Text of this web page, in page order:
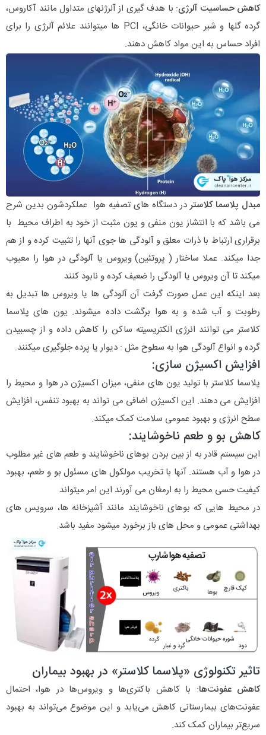
کاهش حساسیت آلرژی: با هدف گیری از آلرژنهای متداول مانند آکاروس،
گرده گلها و شیر حیوانات خانگی، PCI ها میتوانند علائم آلرژی را برای
افراد حساس به این مواد کاهش دهند.
مبدل پلاسما کلاستر در دستگاه های تصفیه هوا عملکردشون بدین شرح
می باشد که با انتشاز یون منفی و یون مثبت از خود به اطراف محیط با
برقراری ارتباط با ذرات معلق و آلودگی ها جوی آنها را تثبیت کرده و از هم
جدا میکند. عملا ساختار ( پروتئین) ویروس یا آلودگی در هوا را معیوب
میکند تا آن ویروس یا آلودگی را ضعیف کرده و نابود کنند
بعد اینکه این عمل صورت گرفت آن آلودگی ها یا ویروس ها تبدیل به
رطوبت و آب شده و به هوا برگشت داده میشوند. یون های پلاسما
کلاستر می توانند انرژی الکتریسیته ساکن را کاهش داده و از چسبیدن
گرده و انواع آلودگی هوا به سطوح مثل : دیوار یا پرده جلوگیری میکنند.
افزایش اکسیژن سازی:
پلاسما کلاستر با تولید یون های منفی، میزان اکسیژن در هوا و محیط را
افزایش می دهند. این اکسیژن اضافی می تواند به بهبود تنفس، افزایش
سطح انرژی و بهبود عمومی سلامت کمک میکند.
کاهش بو و طعم ناخوشایند:
این سیستم قادر به از بین بردن بوهای ناخوشایند و طعم های غیر مطلوب
در هوا و آب هستند. آنها با تخریب مولکول های مسئول بو و طعم، بهبود
کیفیت حسی محیط را به ارمغان می آورند این امر میتواند
در محیط هایی که بوهای ناخوشایند مانند آشپزخانه ها، سرویس های
بهداشتی عمومی و محل های باز برخورد میشود مفید باشد.
تاثیر تکنولوژی «پلاسما کلاستر» در بهبود بیماران
کاهش عفونت‌ها: با کاهش باکتری‌ها و ویروس‌ها در هوا، احتمال
عفونت‌های بیمارستانی کاهش می‌یابد و این موضوع می‌تواند به بهبود
سریع‌تر بیماران کمک کند.